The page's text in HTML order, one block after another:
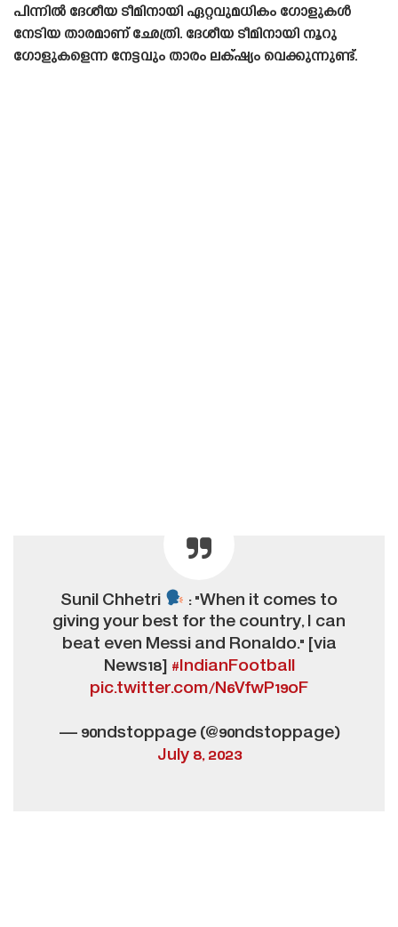
പിന്നിൽ ദേശീയ ടീമിനായി ഏറ്റവുമധികം ഗോളുകൾ
നേടിയ താരമാണ് ഛേത്രി. ദേശീയ ടീമിനായി നൂറു
ഗോളുകളെന്ന നേട്ടവും താരം ലക്‌ഷ്യം വെക്കുന്നുണ്ട്.
Sunil Chhetri
: "When it comes to
giving your best for the country, I can
beat even Messi and Ronaldo." [via
News18] #IndianFootball
pic.twitter.com/N6VfwP19oF
— 90ndstoppage (@90ndstoppage)
July 8, 2023